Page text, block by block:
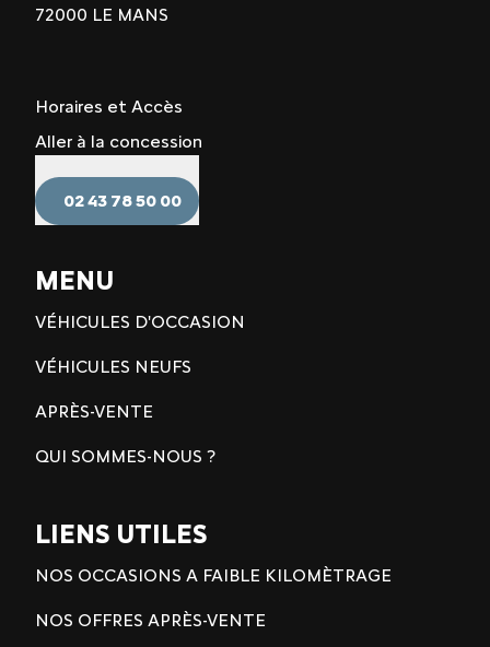
72000 LE MANS
Horaires et Accès
Aller à la concession
02 43 78 50 00
MENU
VÉHICULES D'OCCASION
VÉHICULES NEUFS
APRÈS-VENTE
QUI SOMMES-NOUS ?
LIENS UTILES
NOS OCCASIONS A FAIBLE KILOMÈTRAGE
NOS OFFRES APRÈS-VENTE